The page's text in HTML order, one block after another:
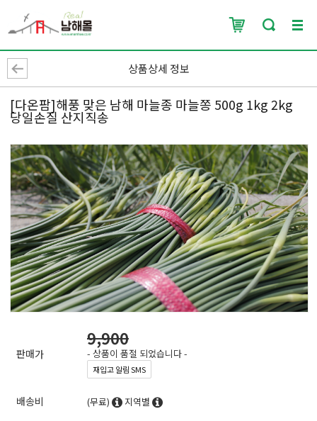
상품상세 정보
[다온팜]해풍 맞은 남해 마늘종 마늘쫑 500g 1kg 2kg
당일손질 산지직송
판매가
9,900
- 상품이 품절 되었습니다 -
재입고 알림 SMS
배송비 (무료) 지역별